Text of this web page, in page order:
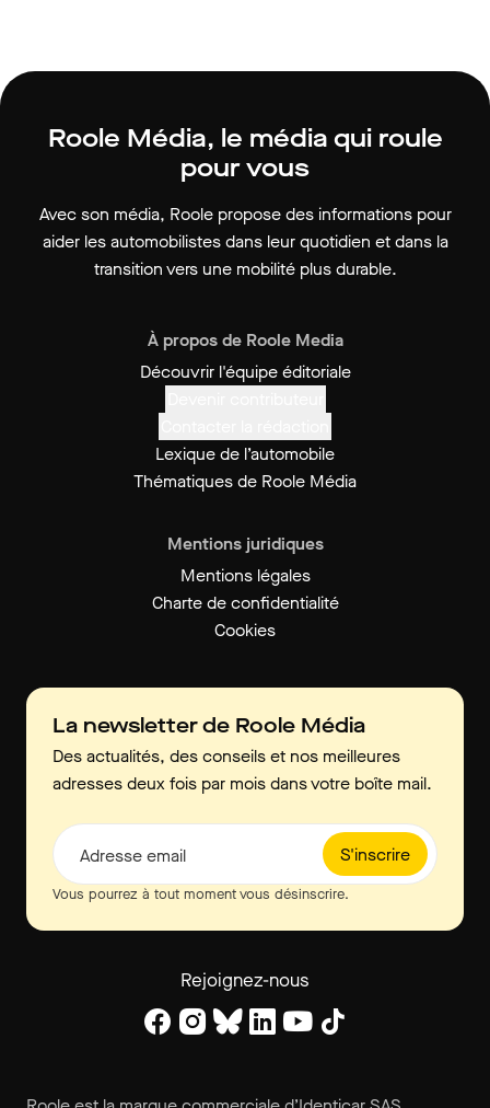
Roole Média, le média qui roule
pour vous
Avec son média, Roole propose des informations pour
aider les automobilistes dans leur quotidien et dans la
transition vers une mobilité plus durable.
À propos de Roole Media
Découvrir l'équipe éditoriale
Lexique de l’automobile
Thématiques de Roole Média
Mentions juridiques
Mentions légales
Charte de confidentialité
Cookies
La newsletter de Roole Média
Des actualités, des conseils et nos meilleures
adresses deux fois par mois dans votre boîte mail.
S'inscrire
Adresse email
Vous pourrez à tout moment vous désinscrire.
Rejoignez-nous